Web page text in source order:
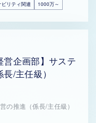
リティ関連 1000万～
営企画部】サステ
/主任級）
の推進（係長/主任級）